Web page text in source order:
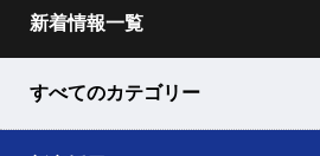
新着情報一覧
すべてのカテゴリー